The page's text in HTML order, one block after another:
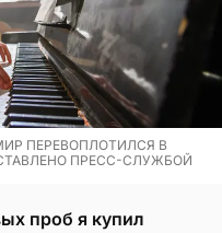
ПЕРЕВОПЛОТИЛСЯ В
ПРЕСС-СЛУЖБОЙ
проб я купил